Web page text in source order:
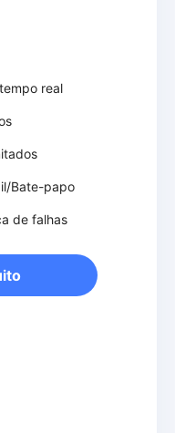
real
Bate-papo
de falhas